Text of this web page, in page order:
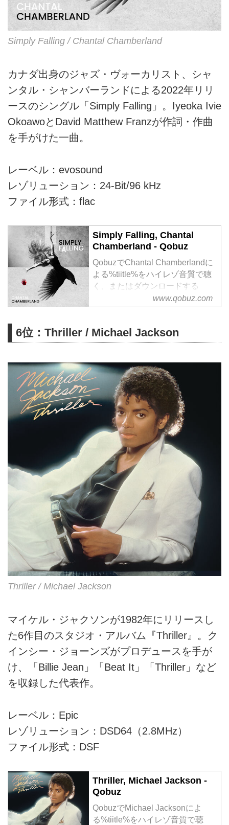
Simply Falling / Chantal Chamberland
カナダ出身のジャズ・ヴォーカリスト、シャ
ンタル・シャンバーランドによる2022年リリ
ースのシングル「Simply Falling」。Iyeoka Ivie
OkoawoとDavid Matthew Franzが作詞・作曲
を手がけた一曲。
レーベル：evosound
レゾリューション：24-Bit/96 kHz
ファイル形式：flac
Simply Falling, Chantal
Chamberland - Qobuz
QobuzでChantal Chamberlandに
よる%tiitle%をハイレゾ音質で聴
く、またはダウンロードする
サブスクリプションは¥1,280/月
から
www.qobuz.com
6位：Thriller / Michael Jackson
Thriller / Michael Jackson
マイケル・ジャクソンが1982年にリリースし
た6作目のスタジオ・アルバム『Thriller』。ク
インシー・ジョーンズがプロデュースを手が
け、「Billie Jean」「Beat It」「Thriller」など
を収録した代表作。
レーベル：Epic
レゾリューション：DSD64（2.8MHz）
ファイル形式：DSF
Thriller, Michael Jackson -
Qobuz
QobuzでMichael Jacksonによ
る%tiitle%をハイレゾ音質で聴